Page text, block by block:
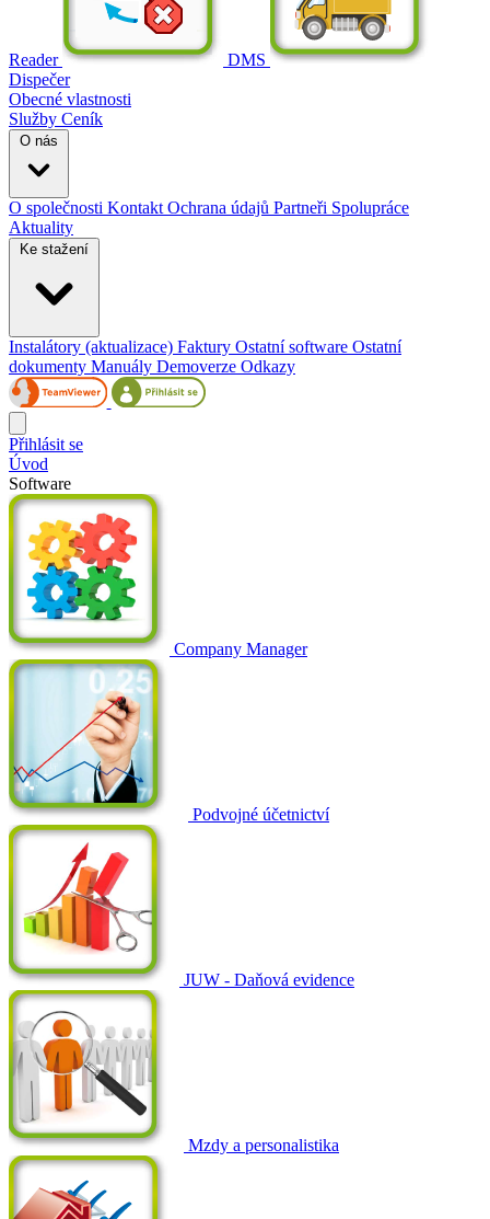
Reader
DMS
Dispečer
Obecné vlastnosti
Služby Ceník
O nás
O společnosti Kontakt Ochrana údajů Partneři Spolupráce
Aktuality
Ke stažení
Instalátory (aktualizace) Faktury Ostatní software Ostatní
dokumenty Manuály Demoverze Odkazy
Přihlásit se
Úvod
Software
Company Manager
Podvojné účetnictví
JUW - Daňová evidence
Mzdy a personalistika